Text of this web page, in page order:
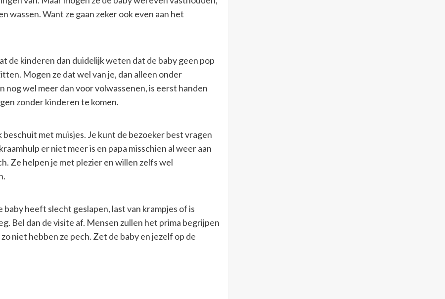
wassen. Want ze gaan zeker ook even aan het
de kinderen dan duidelijk weten dat de baby geen pop
Mogen ze dat wel van je, dan alleen onder
nog wel meer dan voor volwassenen, is eerst handen
zonder kinderen te komen.
met muisjes. Je kunt de bezoeker best vragen
er niet meer is en papa misschien al weer aan
Ze helpen je met plezier en willen zelfs wel
heeft slecht geslapen, last van krampjes of is
Bel dan de visite af. Mensen zullen het prima begrijpen
niet hebben ze pech. Zet de baby en jezelf op de